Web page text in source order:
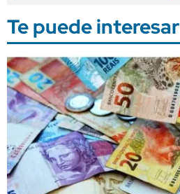
Te puede interesar